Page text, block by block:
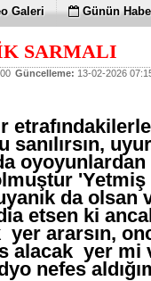
Galeri Günün
SARMALI
Güncelleme: 13-02-2026
sanılırsın,
da olsan
etsen ki
yer ararsın,
alacak yer mi
nefes